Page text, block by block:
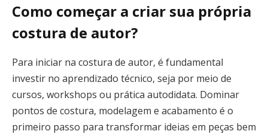
Como começar a criar sua própria
costura de autor?
Para iniciar na costura de autor, é fundamental
investir no aprendizado técnico, seja por meio de
cursos, workshops ou prática autodidata. Dominar
pontos de costura, modelagem e acabamento é o
primeiro passo para transformar ideias em peças bem